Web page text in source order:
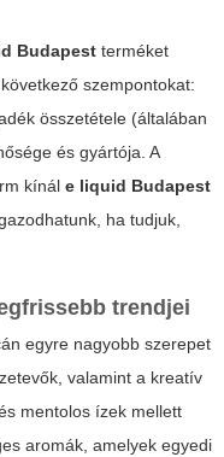
Budapest terméket
szempontokat:
összetétele (általában
és gyártója. A
kínál e liquid Budapest
ha tudjuk,
trendjei
egyre nagyobb szerepet
valamint a kreatív
mentolos ízek mellett
aromák, amelyek egyedi